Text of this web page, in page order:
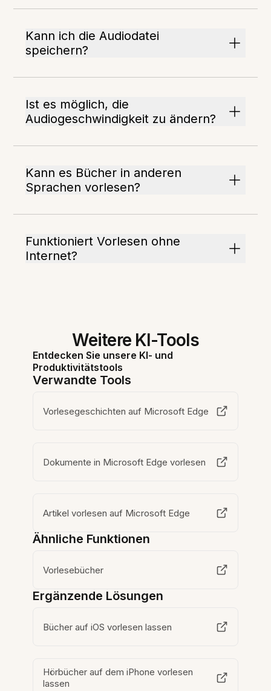
Kann ich die Audiodatei
speichern?
Ist es möglich, die
Audiogeschwindigkeit zu ändern?
Kann es Bücher in anderen
Sprachen vorlesen?
Funktioniert Vorlesen ohne
Internet?
Weitere KI-Tools
Entdecken Sie unsere KI- und
Produktivitätstools
Verwandte Tools
Vorlesegeschichten auf Microsoft Edge
Dokumente in Microsoft Edge vorlesen
Artikel vorlesen auf Microsoft Edge
Ähnliche Funktionen
Vorlesebücher
Ergänzende Lösungen
Bücher auf iOS vorlesen lassen
Hörbücher auf dem iPhone vorlesen
lassen